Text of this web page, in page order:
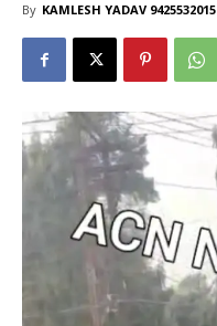
By KAMLESH YADAV 9425532015